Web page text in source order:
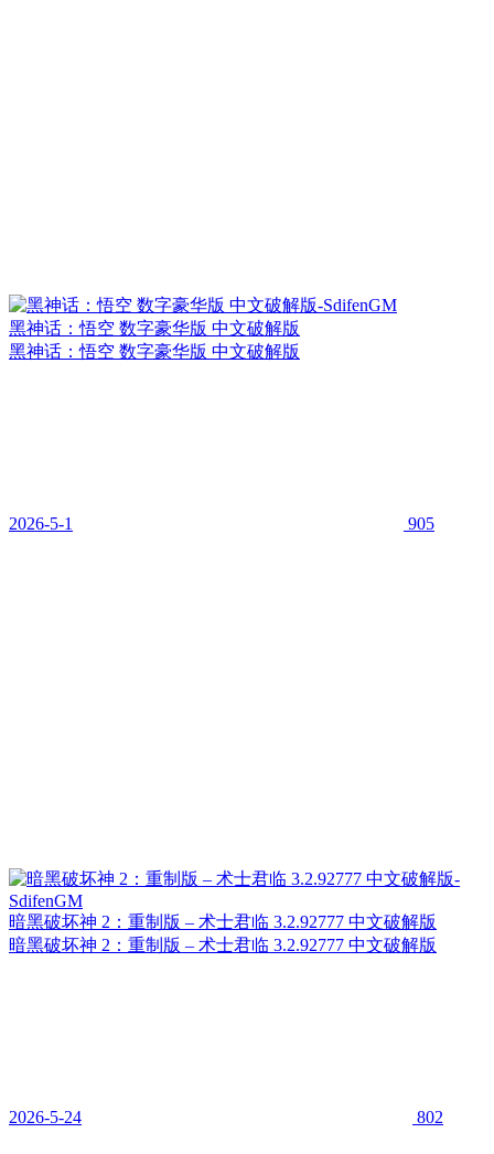
黑神话：悟空 数字豪华版 中文破解版
黑神话：悟空 数字豪华版 中文破解版
2026-5-1 905
暗黑破坏神 2：重制版 – 术士君临 3.2.92777 中文破解版
暗黑破坏神 2：重制版 – 术士君临 3.2.92777 中文破解版
2026-5-24 802